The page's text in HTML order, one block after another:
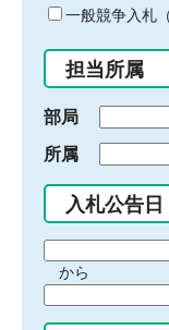
ド
入
力
一般競争入札
担当所属
部局
所属
入札公告日
間
始
から
間